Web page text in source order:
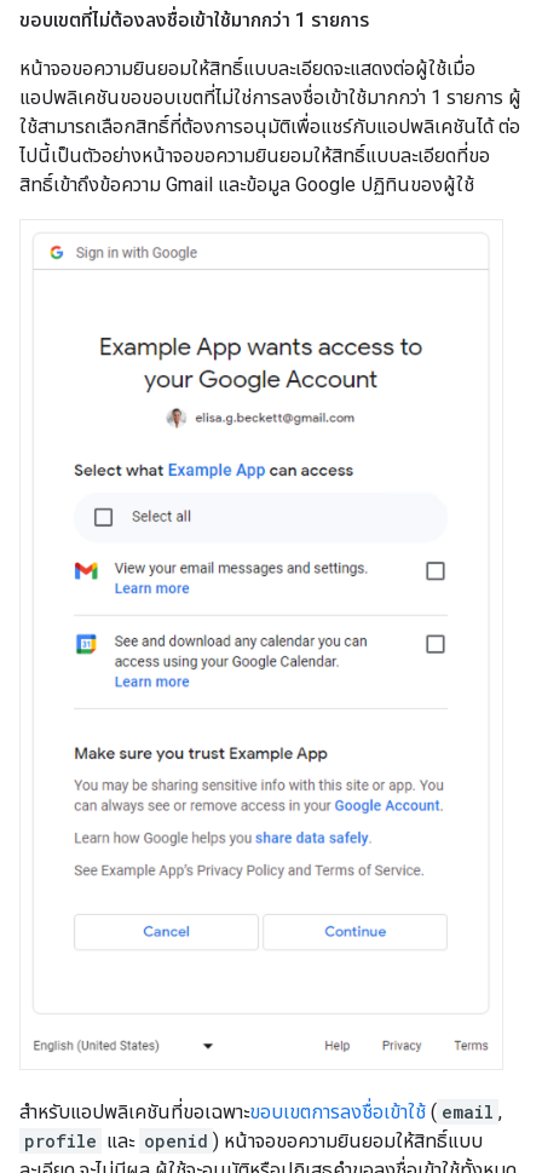
ขอบเขตที่ไม่ต้องลงชื่อเข้าใช้มากกว่า 1 รายการ
หน้าจอขอความยินยอมให้สิทธิ์แบบละเอียดจะแสดงต่อผู้ใช้เมื่อ
แอปพลิเคชันขอขอบเขตที่ไม่ใช่การลงชื่อเข้าใช้มากกว่า 1 รายการ ผู้
ใช้สามารถเลือกสิทธิ์ที่ต้องการอนุมัติเพื่อแชร์กับแอปพลิเคชันได้ ต่อ
ไปนี้เป็นตัวอย่างหน้าจอขอความยินยอมให้สิทธิ์แบบละเอียดที่ขอ
สิทธิ์เข้าถึงข้อความ Gmail และข้อมูล Google ปฏิทินของผู้ใช้
สำหรับแอปพลิเคชันที่ขอเฉพาะขอบเขตการลงชื่อเข้าใช้ ( email ,
profile และ openid ) หน้าจอขอความยินยอมให้สิทธิ์แบบ